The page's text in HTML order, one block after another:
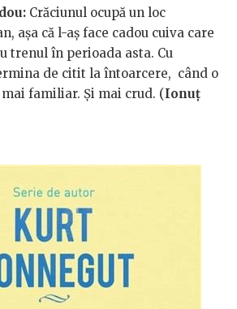
Crăciunul ocupă un loc
așa că l-aș face cadou cuiva care
trenul în perioada asta. Cu
de citit la întoarcere, când o
familiar. Și mai crud. (Ionuț